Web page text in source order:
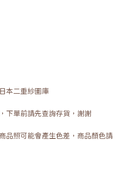
本二重紗圖庫
下單前請先查詢存貨，謝謝
品照可能會產生色差，商品顏色請